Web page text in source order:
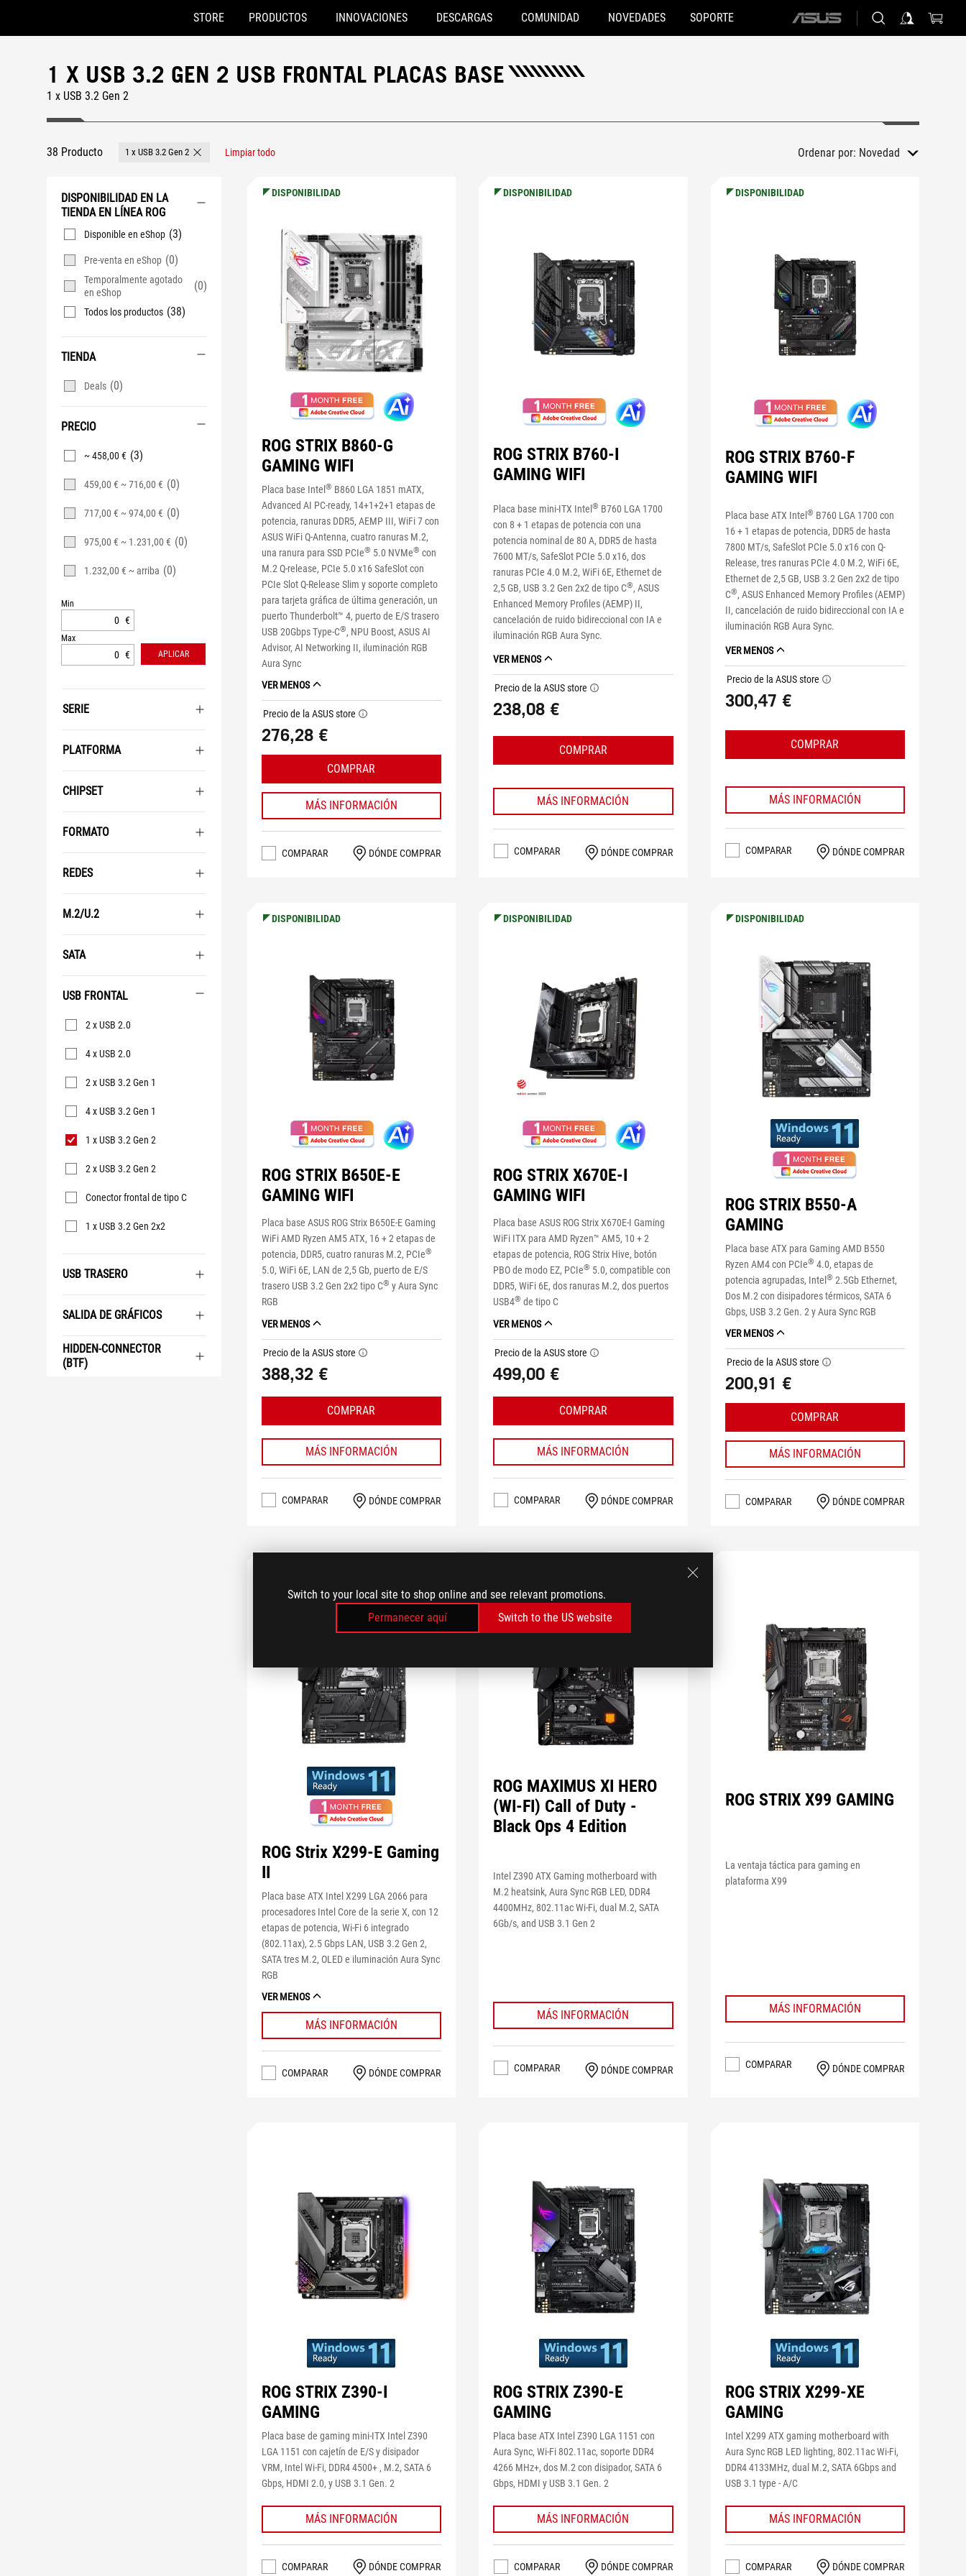
Switch to your local site to shop online and see relevant promotions.
Permanecer aquí
Switch to the US website
Accessibility links
STORE PRODUCTOS INNOVACIONES DESCARGAS COMUNIDAD NOVEDADES SOPORTE
ASUS
1 X USB 3.2 GEN 2 USB FRONTAL PLACAS BASE
1 x USB 3.2 Gen 2
38 Producto 1 x USB 3.2 Gen 2 Remove 1 x USB 3.2 Gen 2
Limpiar todo Ordenar por: Novedad
DISPONIBILIDAD EN LA
TIENDA EN LÍNEA ROG
Disponible en eShop (3)
Pre-venta en eShop (0)
Temporalmente agotado
en eShop
(0)
Todos los productos (38)
TIENDA
Deals (0)
PRECIO
~ 458,00 € (3)
459,00 € ~ 716,00 € (0)
717,00 € ~ 974,00 € (0)
975,00 € ~ 1.231,00 € (0)
1.232,00 € ~ arriba (0)
Min
€
Max
€ APLICAR
SERIE
PLATFORMA
CHIPSET
FORMATO
REDES
M.2/U.2
SATA
USB FRONTAL
USB
frontal2 x USB 2.0
4 x USB 2.0
2 x USB 3.2 Gen 1
4 x USB 3.2 Gen 1
1 x USB 3.2 Gen 2
2 x USB 3.2 Gen 2
Conector frontal de tipo C
1 x USB 3.2 Gen 2x2
USB TRASERO
SALIDA DE GRÁFICOS
HIDDEN-CONNECTOR
(BTF)
DISPONIBILIDAD
ROG STRIX B860-G
GAMING WIFI
Placa base Intel ® B860 LGA 1851 mATX,
Advanced AI PC-ready, 14+1+2+1 etapas de
potencia, ranuras DDR5, AEMP III, WiFi 7 con
ASUS WiFi Q-Antenna, cuatro ranuras M.2,
una ranura para SSD PCIe® 5.0 NVMe® con
M.2 Q-release, PCIe 5.0 x16 SafeSlot con
PCIe Slot Q-Release Slim y soporte completo
para tarjeta gráfica de última generación, un
puerto Thunderbolt™ 4, puerto de E/S trasero
USB 20Gbps Type-C®, NPU Boost, ASUS AI
Advisor, AI Networking II, iluminación RGB
Aura Sync
VER MENOS
Precio de la ASUS store tooltip
276,28 €
COMPRAR
MÁS INFORMACIÓN
COMPARAR DÓNDE COMPRAR
DISPONIBILIDAD
ROG STRIX B760-I
GAMING WIFI
Placa base mini-ITX Intel® B760 LGA 1700
con 8 + 1 etapas de potencia con una
potencia nominal de 80 A, DDR5 de hasta
7600 MT/s, SafeSlot PCIe 5.0 x16, dos
ranuras PCIe 4.0 M.2, WiFi 6E, Ethernet de
2,5 GB, USB 3.2 Gen 2x2 de tipo C®, ASUS
Enhanced Memory Profiles (AEMP) II,
cancelación de ruido bidireccional con IA e
iluminación RGB Aura Sync.
VER MENOS
Precio de la ASUS store tooltip
238,08 €
COMPRAR
MÁS INFORMACIÓN
COMPARAR DÓNDE COMPRAR
DISPONIBILIDAD
ROG STRIX B760-F
GAMING WIFI
Placa base ATX Intel ® B760 LGA 1700 con
16 + 1 etapas de potencia, DDR5 de hasta
7800 MT/s, SafeSlot PCIe 5.0 x16 con Q-
Release, tres ranuras PCIe 4.0 M.2, WiFi 6E,
Ethernet de 2,5 GB, USB 3.2 Gen 2x2 de tipo
C®, ASUS Enhanced Memory Profiles (AEMP)
II, cancelación de ruido bidireccional con IA e
iluminación RGB Aura Sync.
VER MENOS
Precio de la ASUS store tooltip
300,47 €
COMPRAR
MÁS INFORMACIÓN
COMPARAR DÓNDE COMPRAR
DISPONIBILIDAD
ROG STRIX B650E-E
GAMING WIFI
Placa base ASUS ROG Strix B650E-E Gaming
WiFi AMD Ryzen AM5 ATX, 16 + 2 etapas de
potencia, DDR5, cuatro ranuras M.2, PCIe®
5.0, WiFi 6E, LAN de 2,5 Gb, puerto de E/S
trasero USB 3.2 Gen 2x2 tipo C® y Aura Sync
RGB
VER MENOS
Precio de la ASUS store tooltip
388,32 €
COMPRAR
MÁS INFORMACIÓN
COMPARAR DÓNDE COMPRAR
DISPONIBILIDAD
ROG STRIX X670E-I
GAMING WIFI
Placa base ASUS ROG Strix X670E-I Gaming
WiFi ITX para AMD Ryzen™ AM5, 10 + 2
etapas de potencia, ROG Strix Hive, botón
PBO de modo EZ, PCIe® 5.0, compatible con
DDR5, WiFi 6E, dos ranuras M.2, dos puertos
USB4® de tipo C
VER MENOS
Precio de la ASUS store tooltip
499,00 €
COMPRAR
MÁS INFORMACIÓN
COMPARAR DÓNDE COMPRAR
DISPONIBILIDAD
ROG STRIX B550-A
GAMING
Placa base ATX para Gaming AMD B550
Ryzen AM4 con PCIe® 4.0, etapas de
potencia agrupadas, Intel ® 2.5Gb Ethernet,
Dos M.2 con disipadores térmicos, SATA 6
Gbps, USB 3.2 Gen. 2 y Aura Sync RGB
VER MENOS
Precio de la ASUS store tooltip
200,91 €
COMPRAR
MÁS INFORMACIÓN
COMPARAR DÓNDE COMPRAR
ROG Strix X299-E Gaming
II
Placa base ATX Intel X299 LGA 2066 para
procesadores Intel Core de la serie X, con 12
etapas de potencia, Wi-Fi 6 integrado
(802.11ax), 2.5 Gbps LAN, USB 3.2 Gen 2,
SATA tres M.2, OLED e iluminación Aura Sync
RGB
VER MENOS
MÁS INFORMACIÓN
COMPARAR DÓNDE COMPRAR
ROG MAXIMUS XI HERO
(WI-FI) Call of Duty -
Black Ops 4 Edition
Intel Z390 ATX Gaming motherboard with
M.2 heatsink, Aura Sync RGB LED, DDR4
4400MHz, 802.11ac Wi-Fi, dual M.2, SATA
6Gb/s, and USB 3.1 Gen 2
MÁS INFORMACIÓN
COMPARAR DÓNDE COMPRAR
ROG STRIX X99 GAMING
La ventaja táctica para gaming en
plataforma X99
MÁS INFORMACIÓN
COMPARAR DÓNDE COMPRAR
ROG STRIX Z390-I
GAMING
Placa base de gaming mini-ITX Intel Z390
LGA 1151 con cajetín de E/S y disipador
VRM, Intel Wi-Fi, DDR4 4500+ , M.2, SATA 6
Gbps, HDMI 2.0, y USB 3.1 Gen. 2
MÁS INFORMACIÓN
COMPARAR DÓNDE COMPRAR
ROG STRIX Z390-E
GAMING
Placa base ATX Intel Z390 LGA 1151 con
Aura Sync, Wi-Fi 802.11ac, soporte DDR4
4266 MHz+, dos M.2 con disipador, SATA 6
Gbps, HDMI y USB 3.1 Gen. 2
MÁS INFORMACIÓN
COMPARAR DÓNDE COMPRAR
ROG STRIX X299-XE
GAMING
Intel X299 ATX gaming motherboard with
Aura Sync RGB LED lighting, 802.11ac Wi-Fi,
DDR4 4133MHz, dual M.2, SATA 6Gbps and
USB 3.1 type - A/C
MÁS INFORMACIÓN
COMPARAR DÓNDE COMPRAR